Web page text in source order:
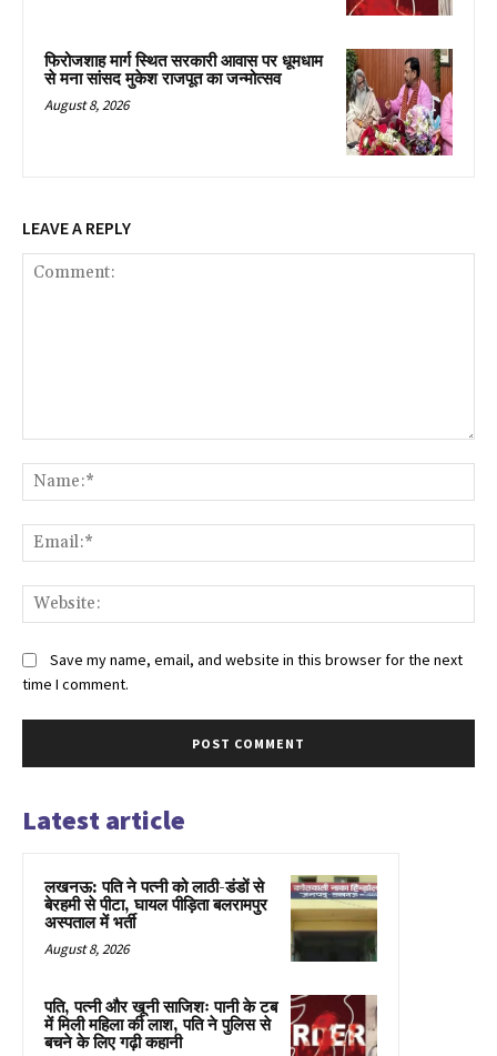
फिरोजशाह मार्ग स्थित सरकारी आवास पर धूमधाम
से मना सांसद मुकेश राजपूत का जन्मोत्सव
August 8, 2026
LEAVE A REPLY
Save my name, email, and website in this browser for the next
time I comment.
Latest article
लखनऊ: पति ने पत्नी को लाठी-डंडों से
बेरहमी से पीटा, घायल पीड़िता बलरामपुर
अस्पताल में भर्ती
August 8, 2026
पति, पत्नी और खूनी साजिशः पानी के टब
में मिली महिला की लाश, पति ने पुलिस से
बचने के लिए गढ़ी कहानी